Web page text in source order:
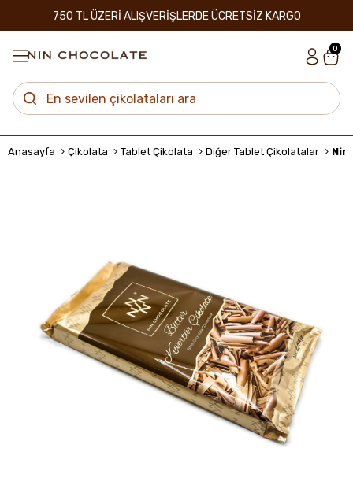
750 TL ÜZERİ ALIŞVERİŞLERDE ÜCRETSİZ KARGO
0
Anasayfa Çikolata Tablet Çikolata Diğer Tablet Çikolatalar Nin